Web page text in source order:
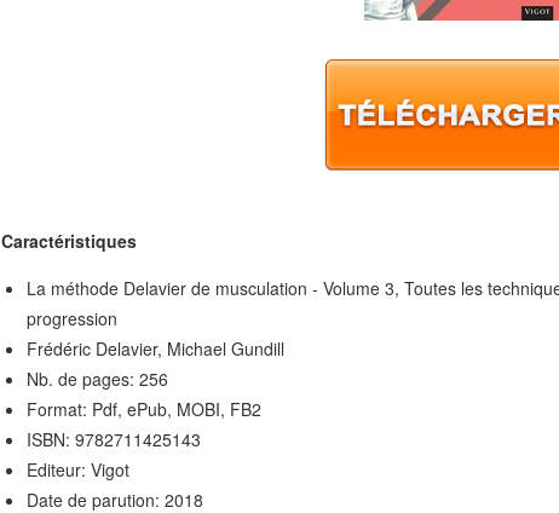
Caractéristiques
La méthode Delavier de musculation - Volume 3, Toutes les
progression
Frédéric Delavier, Michael Gundill
Nb. de pages: 256
Format: Pdf, ePub, MOBI, FB2
ISBN: 9782711425143
Editeur: Vigot
Date de parution: 2018